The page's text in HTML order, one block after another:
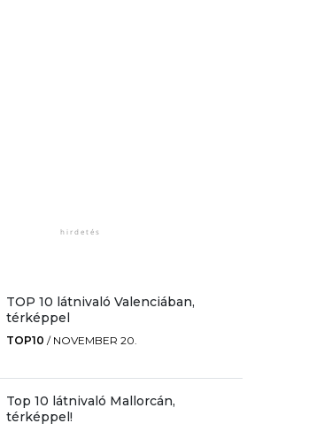
TOP 10 látnivaló Valenciában,
térképpel
TOP10 / NOVEMBER 20.
Top 10 látnivaló Mallorcán,
térképpel!